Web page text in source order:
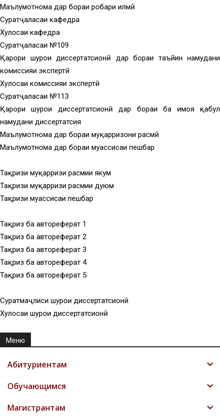
Маълумотнома дар бораи роҳбари илмӣ
Суратҷаласаи кафедра
Хулосаи кафедра
Суратҷаласаи №109
Қарори шурои диссертатсионӣ дар бораи таъйин намудани
комиссияи экспертӣ
Хулосаи комиссияи экспертӣ
Суратҷаласаи №113
Қарори шурои диссертатсионӣ дар бораи ба ҳимоя қабул
намудани диссертатсия
Маълумотнома дар бораи муқарризони расмӣ
Маълумотнома дар бораи муассисаи пешбар
Тақризи муқарризи расмии якум
Тақризи муқарризи расмии дуюм
Тақризи муассисаи пешбар
Тақриз ба автореферат 1
Тақриз ба автореферат 2
Тақриз ба автореферат 3
Тақриз ба автореферат 4
Тақриз ба автореферат 5
Суратмаҷлиси шурои диссертатсионӣ
Хулосаи шурои диссертатсионӣ
Меню
Абитуриентам
Обучающимся
Магистрантам